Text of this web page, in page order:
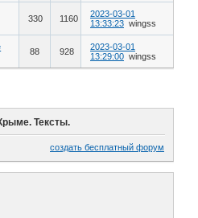
330 1160
2023-03-01
13:33:23 wingss
88 928
2023-03-01
13:29:00 wingss
Тексты.
создать бесплатный форум